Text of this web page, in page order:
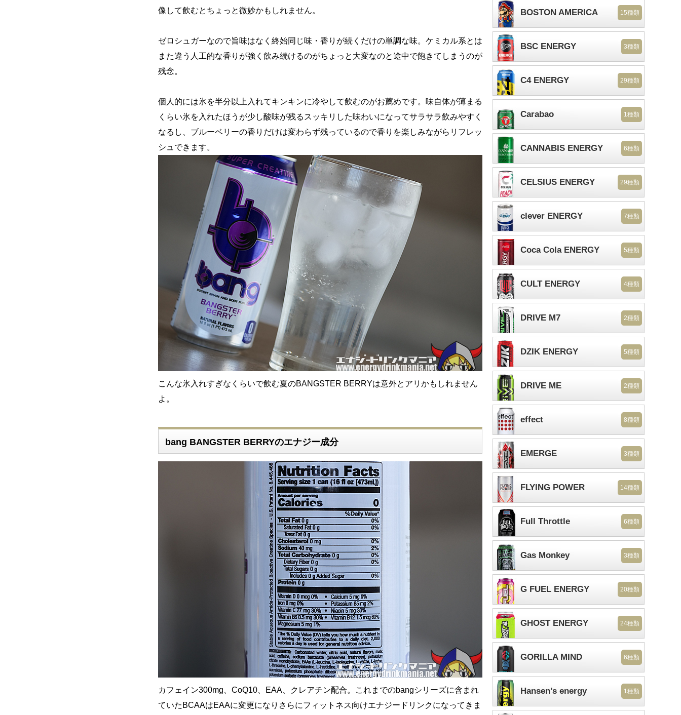
像して飲むとちょっと微妙かもしれません。
ゼロシュガーなので旨味はなく終始同じ味・香りが続くだけの単調な味。ケミカル系とは
また違う人工的な香りが強く飲み続けるのがちょっと大変なのと途中で飽きてしまうのが
残念。
個人的には氷を半分以上入れてキンキンに冷やして飲むのがお薦めです。味自体が薄まる
くらい氷を入れたほうが少し酸味が残るスッキリした味わいになってサラサラ飲みやすく
なるし、ブルーベリーの香りだけは変わらず残っているので香りを楽しみながらリフレッ
シュできます。
こんな氷入れすぎなくらいで飲む夏のBANGSTER BERRYは意外とアリかもしれません
よ。
bang BANGSTER BERRYのエナジー成分
カフェイン300mg、CoQ10、EAA、クレアチン配合。これまでのbangシリーズに含まれ
ていたBCAAはEAAに変更になりさらにフィットネス向けエナジードリンクになってきま
BOSTON AMERICA 15種類
BSC ENERGY 3種類
C4 ENERGY 29種類
Carabao 1種類
CANNABIS ENERGY 6種類
CELSIUS ENERGY 29種類
clever ENERGY 7種類
Coca Cola ENERGY 5種類
CULT ENERGY 4種類
DRIVE M7 2種類
DZIK ENERGY 5種類
DRIVE ME 2種類
effect 8種類
EMERGE 3種類
FLYING POWER 14種類
Full Throttle 6種類
Gas Monkey 3種類
G FUEL ENERGY 20種類
GHOST ENERGY 24種類
GORILLA MIND 6種類
Hansen’s energy 1種類